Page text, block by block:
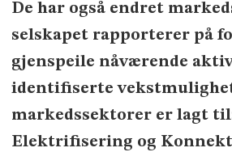
De har også endret
selskapet rapporterer på
gjenspeile nåværende
identifiserte
markedssektorer er lagt
Elektrifisering og